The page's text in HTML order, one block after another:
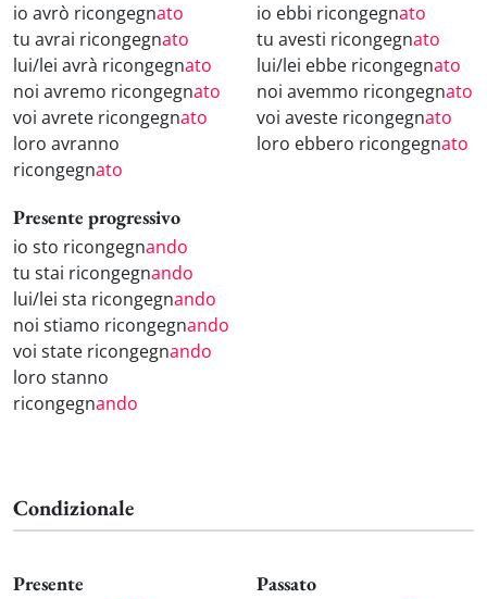
io avrò ricongegnato
tu avrai ricongegnato
lui/lei avrà ricongegnato
noi avremo ricongegnato
voi avrete ricongegnato
loro avranno
ricongegnato
io ebbi ricongegnato
tu avesti ricongegnato
lui/lei ebbe ricongegnato
noi avemmo ricongegnato
voi aveste ricongegnato
loro ebbero ricongegnato
Presente progressivo
io sto ricongegnando
tu stai ricongegnando
lui/lei sta ricongegnando
noi stiamo ricongegnando
voi state ricongegnando
loro stanno
ricongegnando
Condizionale
Presente Passato